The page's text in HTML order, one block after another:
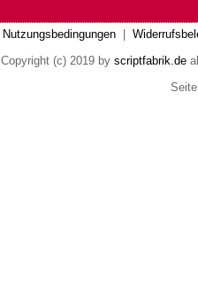
Nutzungsbedingungen|
Copyright (c) 2019 by scriptfabrik.de